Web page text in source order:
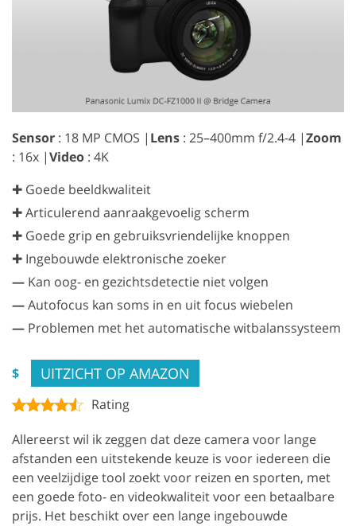
Sensor : 18 MP CMOS | Lens : 25–400mm f/2.4-4 |Zoom
: 16x |Video : 4K
✚ Goede beeldkwaliteit
✚ Articulerend aanraakgevoelig scherm
✚ Goede grip en gebruiksvriendelijke knoppen
✚ Ingebouwde elektronische zoeker
— Kan oog- en gezichtsdetectie niet volgen
—Autofocus kan soms in en uit focus wiebelen
— Problemen met het automatische witbalanssysteem
$ UITZICHT OP AMAZON
Rating
Allereerst wil ik zeggen dat deze camera voor lange
afstanden een uitstekende keuze is voor iedereen die
een veelzijdige tool zoekt voor reizen en sporten, met
een goede foto- en videokwaliteit voor een betaalbare
prijs. Het beschikt over een lange ingebouwde